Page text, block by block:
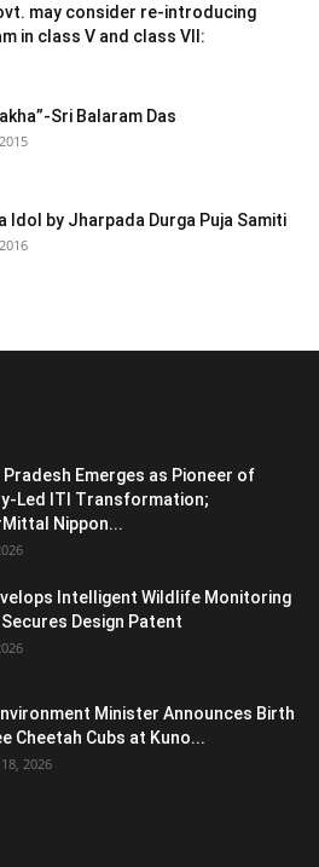
may consider re-introducing
in class V and class VII:
Sri Balaram Das
Idol by Jharpada Durga Puja Samiti
Emerges as Pioneer of
Led ITI Transformation;
Nippon...
Intelligent Wildlife Monitoring
Secures Design Patent
Minister Announces Birth
Cheetah Cubs at Kuno...
2026